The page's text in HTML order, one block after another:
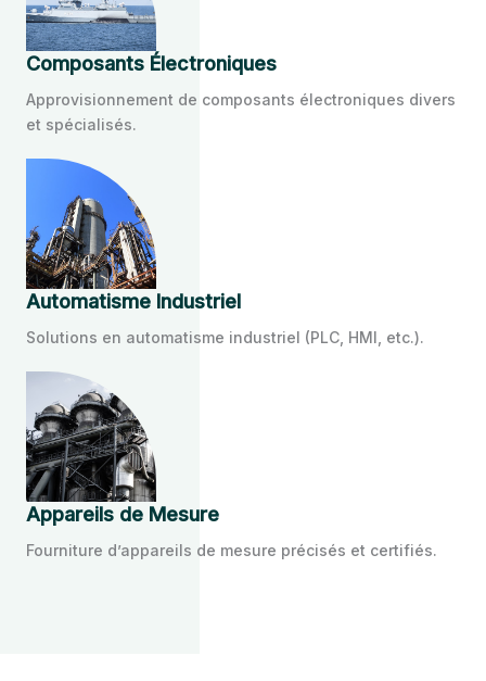
Composants Électroniques
Approvisionnement de composants électroniques divers
et spécialisés.
Automatisme Industriel
Solutions en automatisme industriel (PLC, HMI, etc.).
Appareils de Mesure
Fourniture d’appareils de mesure précisés et certifiés.